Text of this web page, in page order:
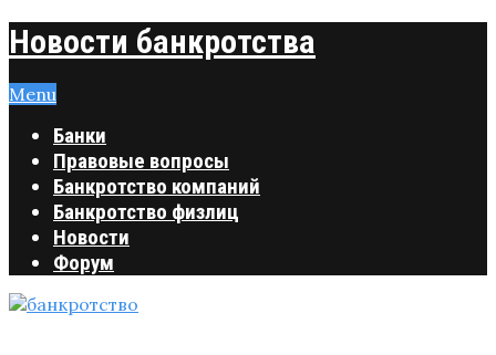
Новости банкротства
Menu
Банки
Правовые вопросы
Банкротство компаний
Банкротство физлиц
Новости
Форум